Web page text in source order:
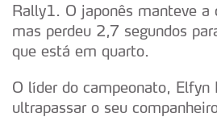
Rally1. O japonês manteve a
mas perdeu 2,7 segundos
que está em quarto.
O líder do campeonato, Elfyn
ultrapassar o seu